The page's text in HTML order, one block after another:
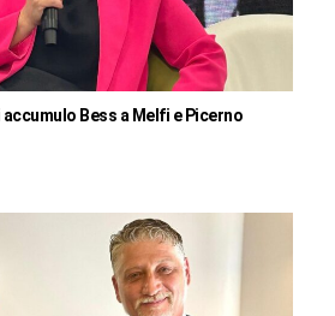
Bess a Melfi e Picerno